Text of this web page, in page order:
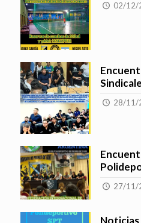
02/12/
28/11/
27/11/